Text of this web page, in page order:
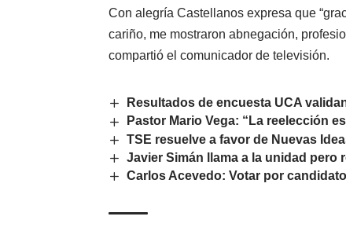
Con alegría Castellanos expresa que
cariño, me mostraron abnegación,
compartió el comunicador de televisión.
Resultados de encuesta UCA
Pastor Mario Vega: “La reelección
TSE resuelve a favor de Nuevas
Javier Simán llama a la unidad pero
Carlos Acevedo: Votar por